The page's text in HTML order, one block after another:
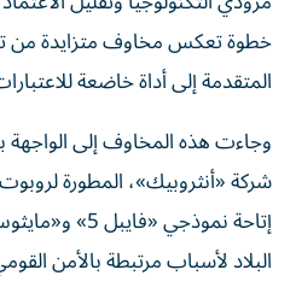
خطوة تعكس مخاوف متزايدة من
المتقدمة إلى أداة خاضعة
وجاءت هذه المخاوف إلى الواجهة
شركة «أنثروبيك»، المطورة
البلاد لأسباب مرتبطة بالأمن